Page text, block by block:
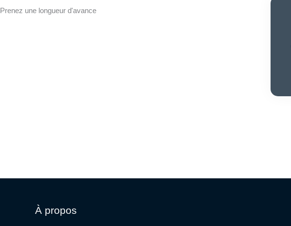
Prenez une longueur d'avance
À propos